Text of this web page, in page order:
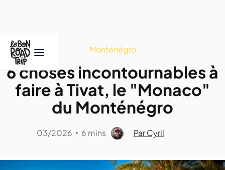
Monténégro
6 choses incontournables à
faire à Tivat, le "Monaco"
du Monténégro
03/2026 • 6 mins Par Cyril